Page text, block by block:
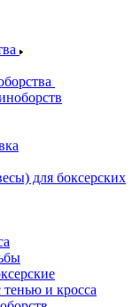
для боксерских
и кросса